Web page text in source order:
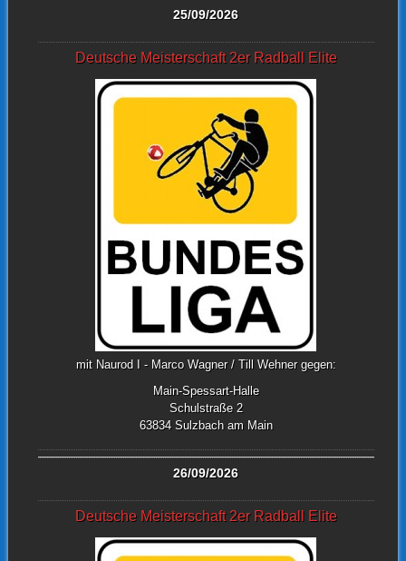
25/09/2026
Deutsche Meisterschaft 2er Radball Elite
mit Naurod I - Marco Wagner / Till Wehner gegen:
Main-Spessart-Halle
Schulstraße 2
63834 Sulzbach am Main
26/09/2026
Deutsche Meisterschaft 2er Radball Elite